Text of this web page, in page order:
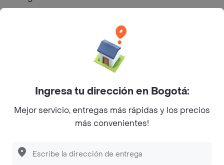
Facebook
Twitter
Instagram
©2026Rappi Inc. All rights reserved.
Ingresa tu dirección en Bogotá:
Mejor servicio, entregas más rápidas y los precios
más convenientes!